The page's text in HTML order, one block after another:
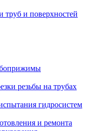
труб и поверхностей
резьбы на трубах
гидросистем
и ремонта